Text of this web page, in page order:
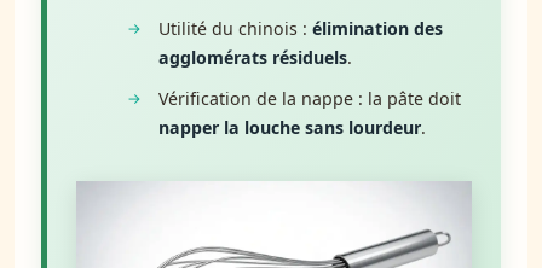
Utilité du chinois :élimination des
agglomérats résiduels.
Vérification de la nappe : la pâte doit
napper la louche sans lourdeur.